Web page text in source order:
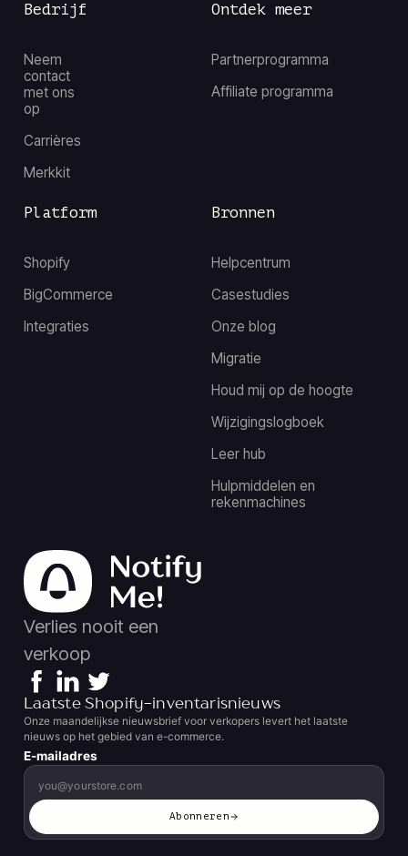
Bedrijf
Neem
contact
met ons
op
Carrières
Merkkit
Bronnen
Helpcentrum
Casestudies
Onze blog
Migratie
Houd mij op de hoogte
Wijzigingslogboek
Leer hub
Hulpmiddelen en
rekenmachines
Ontdek meer
Partnerprogramma
Affiliate programma
Platform
Shopify
BigCommerce
Integraties
Verlies nooit een
verkoop
Laatste Shopify-inventarisnieuws
Onze maandelijkse nieuwsbrief voor verkopers levert het laatste
nieuws op het gebied van e-commerce.
E-mailadres
Abonneren